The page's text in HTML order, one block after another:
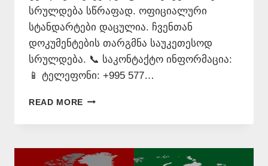
სრულდება სწრაფად. ოფიციალური
სტანდარტები დაცულია. ჩვენთან
დოკუმენტების თარგმნა საუკეთესოდ
სრულდება. 📞 საკონტაქტო ინფორმაცია:
📱 ტელეფონი: +995 577…
READ MORE ᲘᲣᲠᲘᲓᲘᲣᲚᲘ
ᲡᲔᲠᲕᲘᲡᲘ
577546577